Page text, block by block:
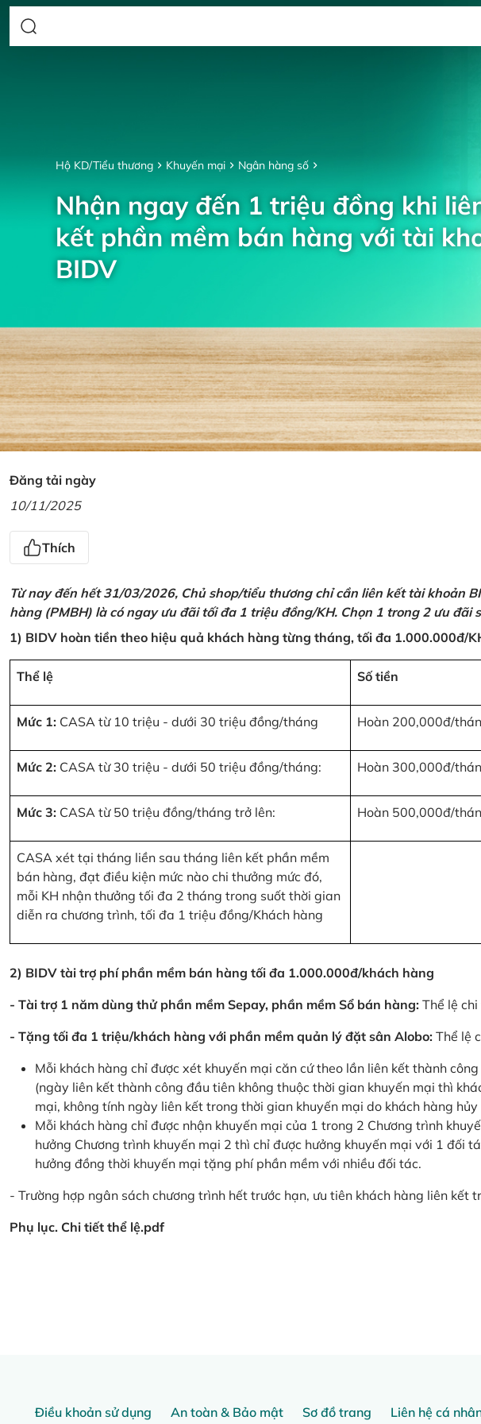
Hộ KD/Tiểu thương Khuyến mại Ngân hàng số
Nhận ngay đến 1 triệu đồng khi
kết phần mềm bán hàng với tài
BIDV
Đăng tải ngày
10/11/2025
Thích
Từ nay đến hết 31/03/2026, Chủ shop/tiểu thương chỉ cần liên kết tài khoản
hàng (PMBH) là có ngay ưu đãi tối đa 1 triệu đồng/KH. Chọn 1 trong 2 ưu đãi
1) BIDV hoàn tiền theo hiệu quả khách hàng từng tháng, tối đa 1.000.000đ/
Thể lệ Số tiền
Mức 1: CASA từ 10 triệu - dưới 30 triệu đồng/tháng Hoàn 200,000đ/
Mức 2: CASA từ 30 triệu - dưới 50 triệu đồng/tháng: Hoàn 300,000đ/
Mức 3: CASA từ 50 triệu đồng/tháng trở lên: Hoàn 500,000đ/
CASA xét tại tháng liền sau tháng liên kết phần mềm
bán hàng, đạt điều kiện mức nào chi thưởng mức đó,
mỗi KH nhận thưởng tối đa 2 tháng trong suốt thời gian
diễn ra chương trình, tối đa 1 triệu đồng/Khách hàng
2) BIDV tài trợ phí phần mềm bán hàng tối đa 1.000.000đ/khách hàng
- Tài trợ 1 năm dùng thử phần mềm Sepay, phần mềm Sổ bán hàng: Thể lệ
- Tặng tối đa 1 triệu/khách hàng với phần mềm quản lý đặt sân Alobo: Thể lệ
Mỗi khách hàng chỉ được xét khuyến mại căn cứ theo lần liên kết thành
(ngày liên kết thành công đầu tiên không thuộc thời gian khuyến mại thì
mại, không tính ngày liên kết trong thời gian khuyến mại do khách hàng
Mỗi khách hàng chỉ được nhận khuyến mại của 1 trong 2 Chương trình
hưởng Chương trình khuyến mại 2 thì chỉ được hưởng khuyến mại với 1 đối
hưởng đồng thời khuyến mại tặng phí phần mềm với nhiều đối tác.
- Trường hợp ngân sách chương trình hết trước hạn, ưu tiên khách hàng liên kết
Phụ lục. Chi tiết thể lệ.pdf
Điều khoản sử dụng An toàn & Bảo mật Sơ đồ trang
Liên hệ cá